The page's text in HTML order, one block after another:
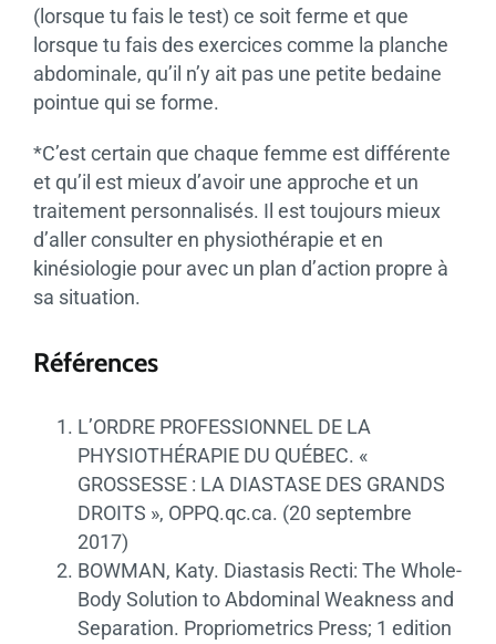
(lorsque tu fais le test) ce soit ferme et que
lorsque tu fais des exercices comme la planche
abdominale, qu’il n’y ait pas une petite bedaine
pointue qui se forme.
*C’est certain que chaque femme est différente
et qu’il est mieux d’avoir une approche et un
traitement personnalisés. Il est toujours mieux
d’aller consulter en physiothérapie et en
kinésiologie pour avec un plan d’action propre à
sa situation.
Références
L’ORDRE PROFESSIONNEL DE LA
PHYSIOTHÉRAPIE DU QUÉBEC. «
GROSSESSE : LA DIASTASE DES GRANDS
DROITS », OPPQ.qc.ca. (20 septembre
2017)
BOWMAN, Katy. Diastasis Recti: The Whole-
Body Solution to Abdominal Weakness and
Separation. Propriometrics Press; 1 edition